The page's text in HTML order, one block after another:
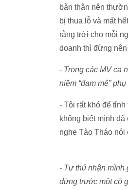
bản thân nên
bị thua lỗ và mất
rằng trời cho mỗi
doanh thì đừng
- Trong các MV ca
niềm “đam mê”
- Tôi rất khó để
không biết mình
nghe Tào Tháo
- Tự thú nhận mình
đứng trước một cô